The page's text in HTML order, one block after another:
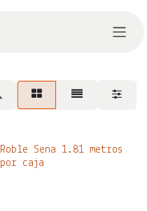
Roble Sena 1.81 metros
por caja